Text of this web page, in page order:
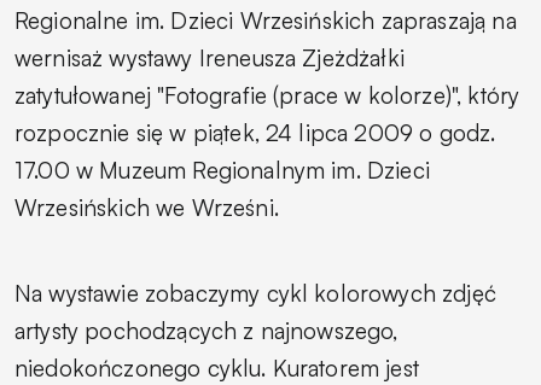
Regionalne im. Dzieci Wrzesińskich zapraszają na
wernisaż wystawy Ireneusza Zjeżdżałki
zatytułowanej "Fotografie (prace w kolorze)", który
rozpocznie się w piątek, 24 lipca 2009 o godz.
17.00 w Muzeum Regionalnym im. Dzieci
Wrzesińskich we Wrześni.
Na wystawie zobaczymy cykl kolorowych zdjęć
artysty pochodzących z najnowszego,
niedokończonego cyklu. Kuratorem jest